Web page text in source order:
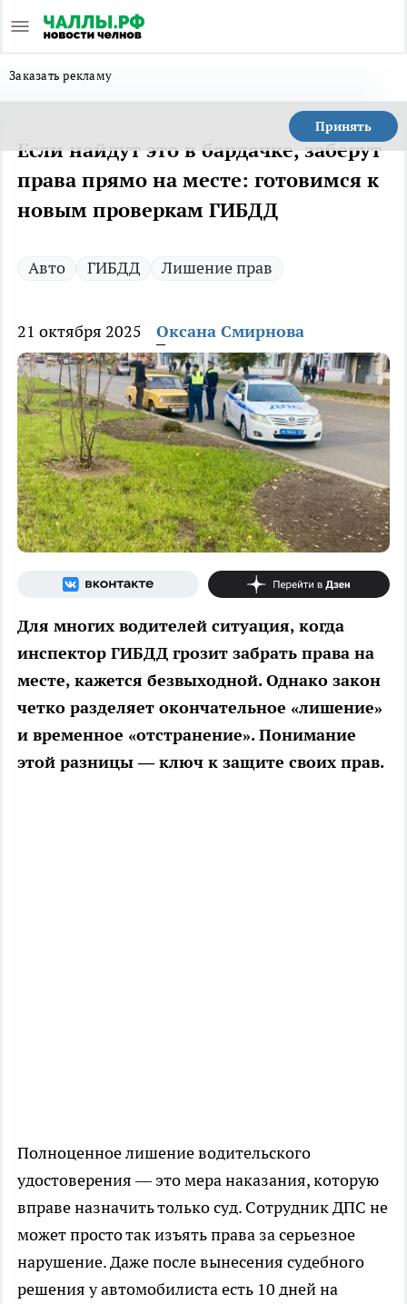
Заказать рекламу
Принять
Если найдут это в бардачке, заберут
права прямо на месте: готовимся к
новым проверкам ГИБДД
Авто ГИБДД Лишение прав
21 октября 2025 Оксана Смирнова
Для многих водителей ситуация, когда
инспектор ГИБДД грозит забрать права на
месте, кажется безвыходной. Однако закон
четко разделяет окончательное «лишение»
и временное «отстранение». Понимание
этой разницы — ключ к защите своих прав.
Полноценное лишение водительского
удостоверения — это мера наказания, которую
вправе назначить только суд. Сотрудник ДПС не
может просто так изъять права за серьезное
нарушение. Даже после вынесения судебного
решения у автомобилиста есть 10 дней на